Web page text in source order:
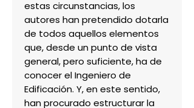
estas circunstancias, los
autores han pretendido dotarla
de todos aquellos elementos
que, desde un punto de vista
general, pero suficiente, ha de
conocer el Ingeniero de
Edificación. Y, en este sentido,
han procurado estructurar la